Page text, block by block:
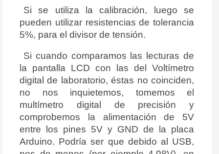
Si se utiliza la calibración, luego se
pueden utilizar resistencias de tolerancia
5%, para el divisor de tensión.
Si cuando comparamos las lecturas de
la pantalla LCD con las del Voltímetro
digital de laboratorio, éstas no coinciden,
no nos inquietemos, tomemos el
multímetro digital de precisión y
comprobemos la alimentación de 5V
entre los pines 5V y GND de la placa
Arduino. Podría ser que debido al USB,